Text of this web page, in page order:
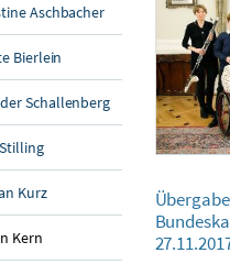
Aschbacher
Bierlein
Schallenberg
Kurz
Kern
27.11.2017